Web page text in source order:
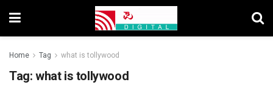
Home Tag what is tollywood
Tag: what is tollywood